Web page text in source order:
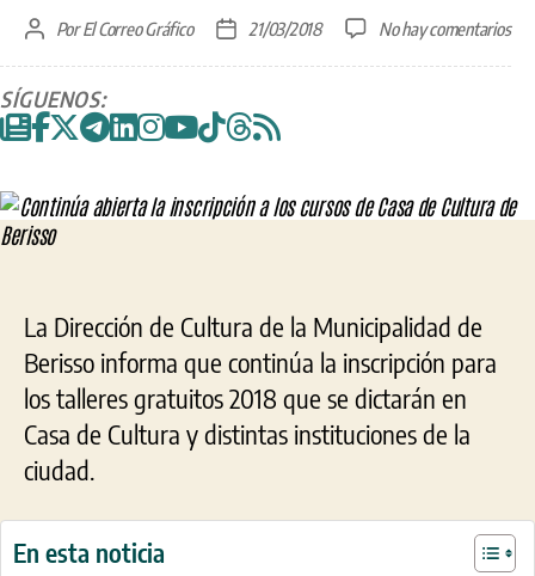
Autor
entrada
PorEl Correo Gráfico
Fecha
entrada
21/03/2018 No hay comentariosen
SÍGUENOS:
La Dirección de Cultura de la Municipalidad de
Berisso informa que continúa la inscripción para
los talleres gratuitos 2018 que se dictarán en
Casa de Cultura y distintas instituciones de la
ciudad.
En esta noticia